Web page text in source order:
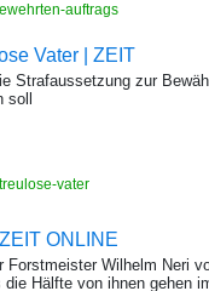
auftrags
Vater | ZEIT
Strafaussetzung zur
vater
ONLINE
Wilhelm Neri
Hälfte von ihnen gehen